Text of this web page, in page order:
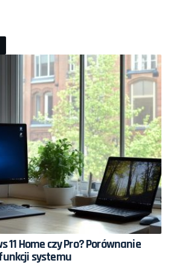
11 Home czy Pro? Porównanie
systemu